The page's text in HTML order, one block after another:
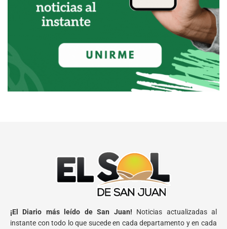
¡El Diario más leído de San Juan! Noticias actualizadas al
instante con todo lo que sucede en cada departamento y en cada